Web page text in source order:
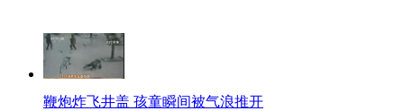
鞭炮炸飞井盖 孩童瞬间被气浪推开